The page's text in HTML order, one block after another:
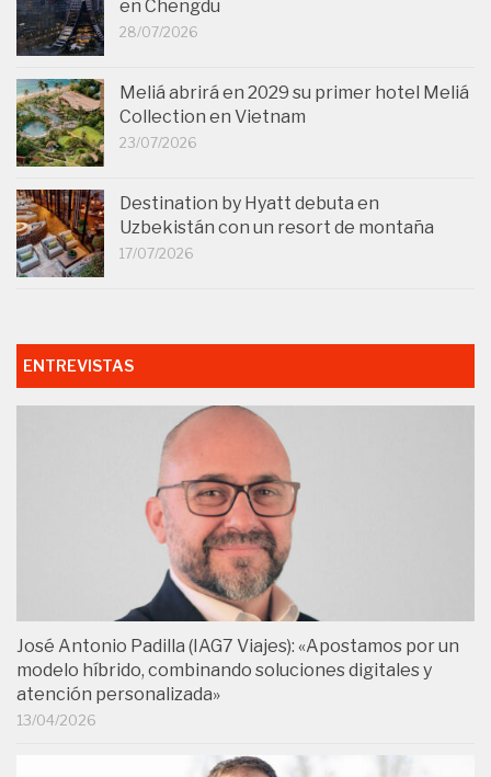
en Chengdu
28/07/2026
Meliá abrirá en 2029 su primer hotel Meliá
Collection en Vietnam
23/07/2026
Destination by Hyatt debuta en
Uzbekistán con un resort de montaña
17/07/2026
ENTREVISTAS
José Antonio Padilla (IAG7 Viajes): «Apostamos por un
modelo híbrido, combinando soluciones digitales y
atención personalizada»
13/04/2026